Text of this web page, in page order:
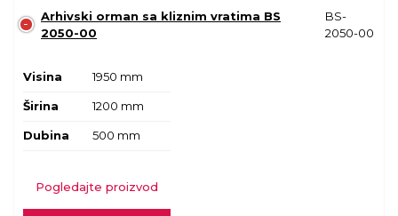
Arhivski orman sa kliznim vratima BS
2050-00
BS-
2050-00
Visina 1950 mm
Širina 1200 mm
Dubina 500 mm
Pogledajte proizvod